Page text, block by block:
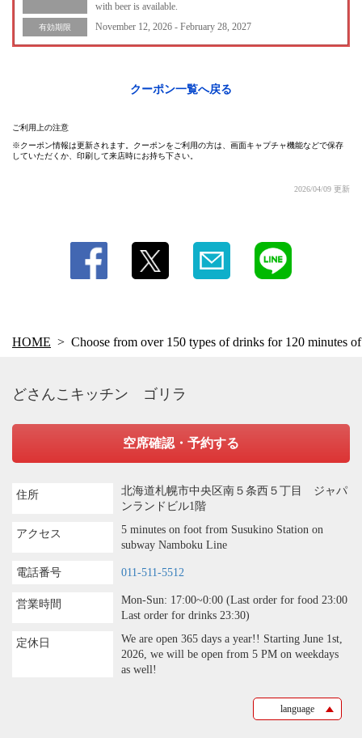
with beer is available.
有効期限 November 12, 2026 - February 28, 2027
クーポン一覧へ戻る
ご利用上の注意
クーポン情報は更新されます。クーポンをご利用の方は、画面キャプチャ機能などで保存
していただくか、印刷して来店時にお持ち下さい。
2026/04/09 更新
HOME Choose from over 150 types of drinks for 120 minutes
you-can-drink for 980 yen (1078 yen including tax) / with draft
https://aim-gorira.owst.jp/coupons/219201977
どさんこキッチン ゴリラ
空席確認・予約する
住所
北海道札幌市中央区南５条西５丁目 ジャパ
ンランドビル1階
アクセス
5 minutes on foot from Susukino Station on
subway Namboku Line
電話番号 011-511-5512
営業時間
Mon-Sun: 17:00~0:00 (Last order for food 23:00
Last order for drinks 23:30)
定休日
We are open 365 days a year!! Starting June 1st,
2026, we will be open from 5 PM on weekdays
as well!
language